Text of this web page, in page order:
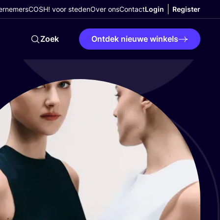
COSH! voor stedenOver onsContactLogin Register
Zoek Ontdek nieuwe winkels